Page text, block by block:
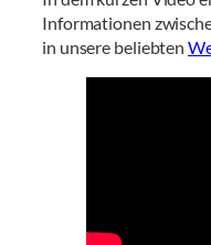
Informationen
in unsere beliebten